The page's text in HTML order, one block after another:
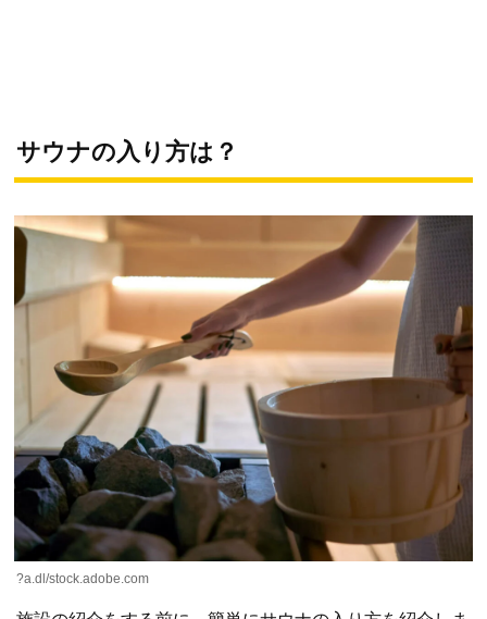
サウナの入り方は？
?a.dl/stock.adobe.com